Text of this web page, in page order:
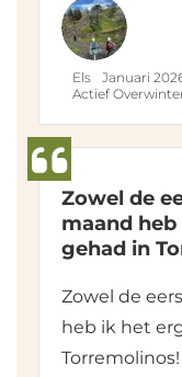
Els Januari
Actief
Zowel de
maand
gehad in
Zowel de
heb ik het